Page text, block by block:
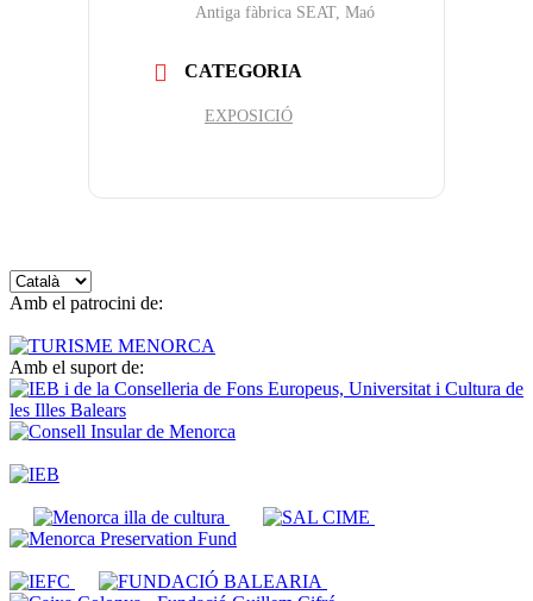
Antiga fàbrica SEAT, Maó
CATEGORIA
EXPOSICIÓ
Trieu
un
Amb el patrocini de:
Amb el suport de: